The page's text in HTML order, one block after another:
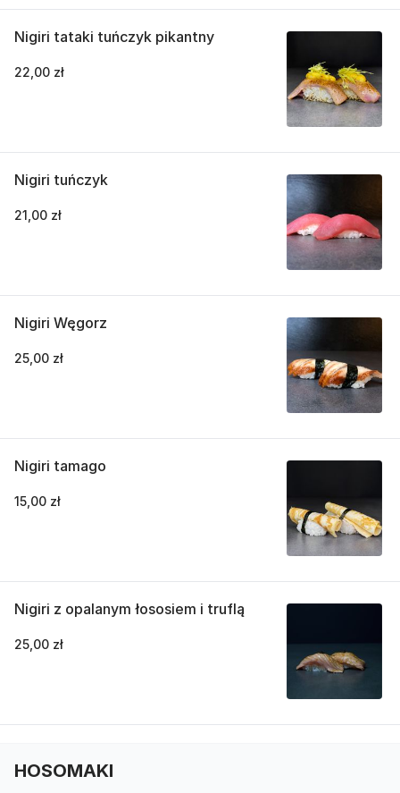
Nigiri tataki tuńczyk pikantny
22,00 zł
Nigiri tuńczyk
21,00 zł
Nigiri Węgorz
25,00 zł
Nigiri tamago
15,00 zł
Nigiri z opalanym łososiem i truflą
25,00 zł
HOSOMAKI